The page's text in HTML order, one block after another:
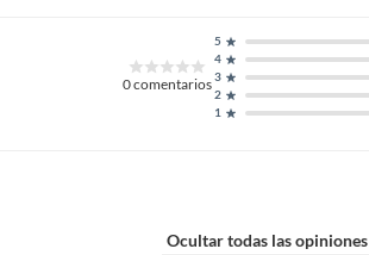
0comentarios
1
2
3
4
5
Ocultar todas las opiniones